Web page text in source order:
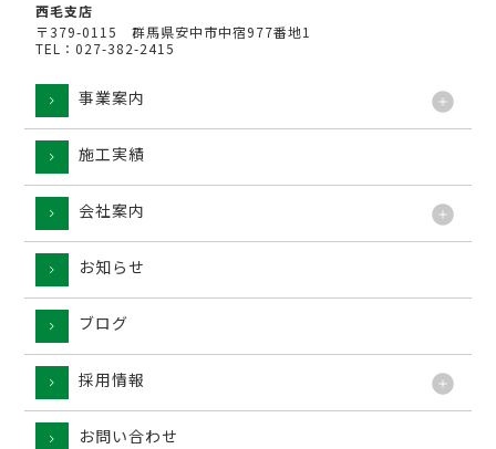
西毛支店
〒379-0115 群馬県安中市中宿977番地1
TEL：027-382-2415
事業案内
施工実績
会社案内
お知らせ
ブログ
採用情報
お問い合わせ